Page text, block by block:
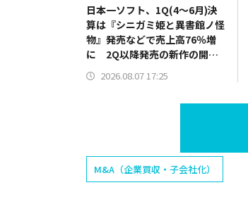
日本一ソフト、1Q(4～6月)決
算は『シニガミ姫と異書館ノ怪
物』発売などで売上高76％増
に 2Q以降発売の新作の開発
費用先行で営業赤字を計上
2026.08.07 17:25
M&A（企業買収・子会社化）